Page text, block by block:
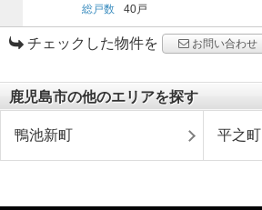
総戸数
40戸
チェックした物件を お問い合わせ
鹿児島市の他のエリアを探す
鴨池新町 平之町